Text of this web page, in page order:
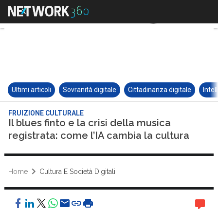
Ultimi articoli Sovranità digitale Cittadinanza digitale
FRUIZIONE CULTURALE
Il blues finto e la crisi della musica
registrata: come l’IA cambia la cultura
Home Cultura E Società Digitali